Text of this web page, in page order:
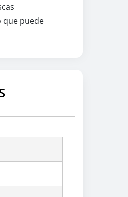
que puede